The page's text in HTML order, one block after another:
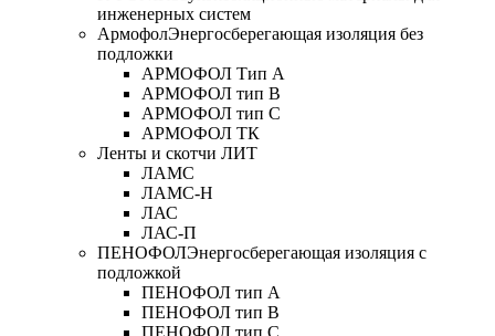
инженерных систем
АрмофолЭнергосберегающая изоляция без
подложки
АРМОФОЛ Тип А
АРМОФОЛ тип В
АРМОФОЛ тип C
АРМОФОЛ ТК
Ленты и скотчи ЛИТ
ЛАМС
ЛАМС-Н
ЛАС
ЛАС-П
ПЕНОФОЛЭнергосберегающая изоляция с
подложкой
ПЕНОФОЛ тип А
ПЕНОФОЛ тип B
ПЕНОФОЛ тип C